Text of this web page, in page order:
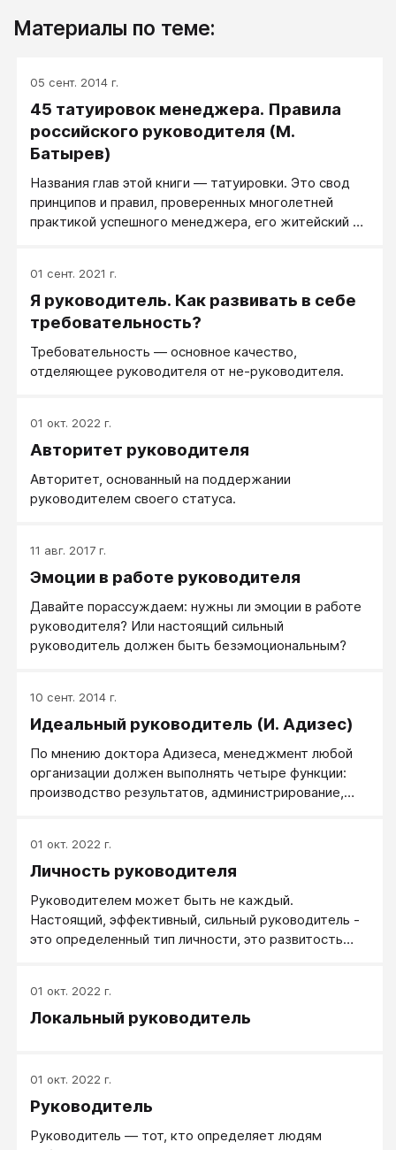
Материалы по теме:
05 сент. 2014 г.
45 татуировок менеджера. Правила
российского руководителя (М.
Батырев)
Названия глав этой книги — татуировки. Это свод
принципов и правил, проверенных многолетней
практикой успешного менеджера, его житейский и
хочешь добиться успеха. За каждой из этих глав
стоят осмысленные действия, чья-то боль,
мучения, радости, удачный и неудачный опыт,
результат.
01 сент. 2021 г.
Я руководитель. Как развивать в себе
требовательность?
Требовательность — основное качество,
отделяющее руководителя от не-руководителя.
01 окт. 2022 г.
Авторитет руководителя
Авторитет, основанный на поддержании
руководителем своего статуса.
11 авг. 2017 г.
Эмоции в работе руководителя
Давайте порассуждаем: нужны ли эмоции в работе
руководителя? Или настоящий сильный
руководитель должен быть безэмоциональным?
10 сент. 2014 г.
Идеальный руководитель (И. Адизес)
По мнению доктора Адизеса, менеджмент любой
организации должен выполнять четыре функции:
производство результатов, администрирование,
руководителю необходимо обладать
многочисленными, порой взаимоисключающими,
слишком сложный процесс, чтобы с ним мог
справиться один человек. Идеального менеджера
просто нет в природе.
01 окт. 2022 г.
Личность руководителя
Руководителем может быть не каждый.
Настоящий, эффективный, сильный руководитель -
это определенный тип личности, это развитость
01 окт. 2022 г.
Локальный руководитель
01 окт. 2022 г.
Руководитель
Руководитель — тот, кто определяет людям